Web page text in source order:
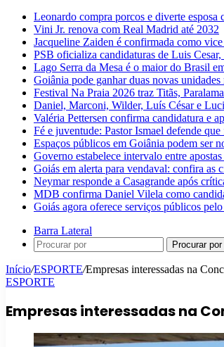
Leonardo compra porcos e diverte
Vini Jr. renova com Real Madrid até 2032
Jacqueline Zaiden é confirmada como
PSB oficializa candidaturas de Luis
Lago Serra da Mesa é o maior do Brasil
Goiânia pode ganhar duas novas
Festival Na Praia 2026 traz Titãs,
Daniel, Marconi, Wilder, Luís César e
Valéria Pettersen confirma candidatura e
Fé e juventude: Pastor Ismael defende
Espaços públicos em Goiânia podem ser
Governo estabelece intervalo entre
Goiás em alerta para vendaval: confira as
Neymar responde a Casagrande após
MDB confirma Daniel Vilela como
Goiás agora oferece serviços públicos
Barra Lateral
Procurar por
Início/ESPORTE/Empresas interessadas na
ESPORTE
Empresas interessadas na